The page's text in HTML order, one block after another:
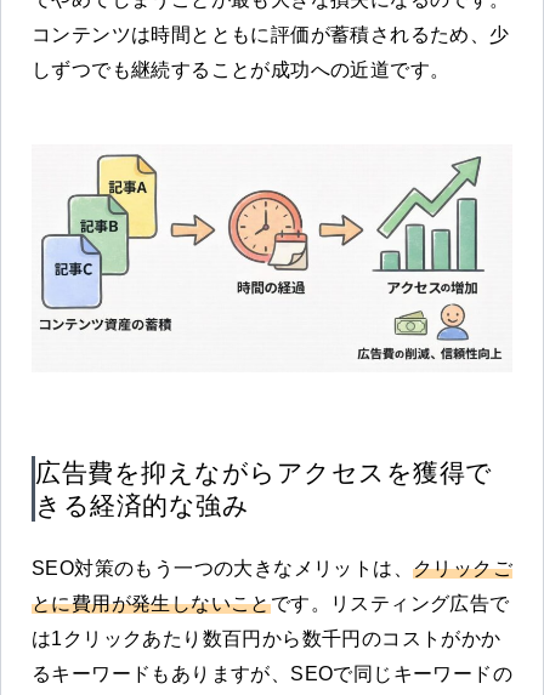
コンテンツは時間とともに評価が蓄積されるため、少
しずつでも継続することが成功への近道です。
広告費を抑えながらアクセスを獲得で
きる経済的な強み
SEO対策のもう一つの大きなメリットは、 クリックご
とに費用が発生しないことです。リスティング広告で
は1クリックあたり数百円から数千円のコストがかか
るキーワードもありますが、SEOで同じキーワードの